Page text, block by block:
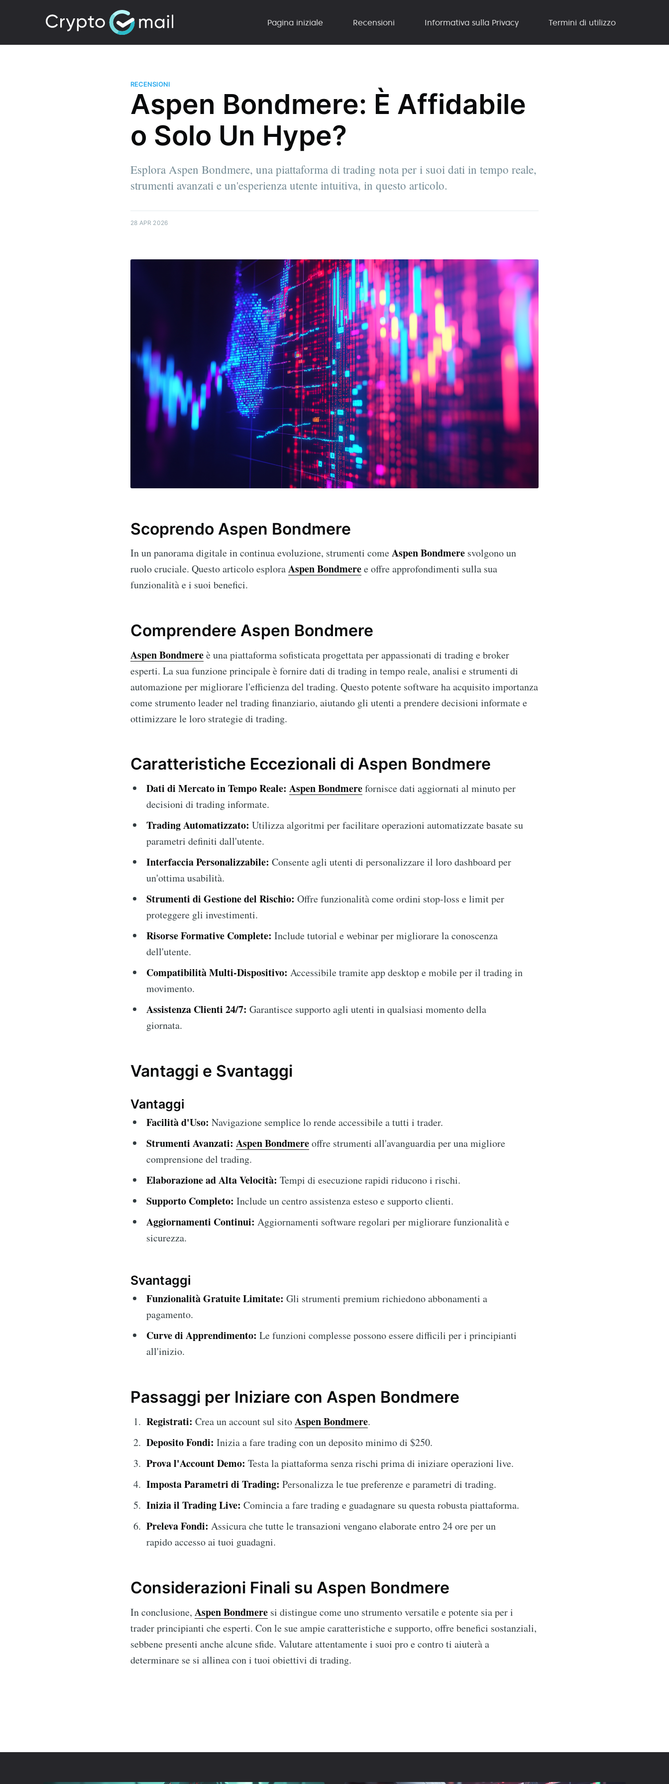
Pagina iniziale Recensioni Informativa sulla Privacy Termini di utilizzo
RECENSIONI
Aspen Bondmere: È Affidabile
o Solo Un Hype?
Esplora Aspen Bondmere, una piattaforma di trading nota per i suoi dati in tempo reale,
strumenti avanzati e un'esperienza utente intuitiva, in questo articolo.
28 APR 2026
Scoprendo Aspen Bondmere
In un panorama digitale in continua evoluzione, strumenti comeAspen Bondmere svolgono un
ruolo cruciale. Questo articolo esploraAspen Bondmeree offre approfondimenti sulla sua
funzionalità e i suoi benefici.
Comprendere Aspen Bondmere
Aspen Bondmereè una piattaforma sofisticata progettata per appassionati di trading e broker
esperti. La sua funzione principale è fornire dati di trading in tempo reale, analisi e strumenti di
automazione per migliorare l'efficienza del trading. Questo potente software ha acquisito importanza
come strumento leader nel trading finanziario, aiutando gli utenti a prendere decisioni informate e
ottimizzare le loro strategie di trading.
Caratteristiche Eccezionali di Aspen Bondmere
Dati di Mercato in Tempo Reale: Aspen Bondmerefornisce dati aggiornati al minuto per
decisioni di trading informate.
Trading Automatizzato: Utilizza algoritmi per facilitare operazioni automatizzate basate su
parametri definiti dall'utente.
Interfaccia Personalizzabile: Consente agli utenti di personalizzare il loro dashboard per
un'ottima usabilità.
Strumenti di Gestione del Rischio: Offre funzionalità come ordini stop-loss e limit per
proteggere gli investimenti.
Risorse Formative Complete: Include tutorial e webinar per migliorare la conoscenza
dell'utente.
Compatibilità Multi-Dispositivo: Accessibile tramite app desktop e mobile per il trading in
movimento.
Assistenza Clienti 24/7: Garantisce supporto agli utenti in qualsiasi momento della
giornata.
Vantaggi e Svantaggi
Vantaggi
Facilità d'Uso: Navigazione semplice lo rende accessibile a tutti i trader.
Strumenti Avanzati: Aspen Bondmereoffre strumenti all'avanguardia per una migliore
comprensione del trading.
Elaborazione ad Alta Velocità: Tempi di esecuzione rapidi riducono i rischi.
Supporto Completo: Include un centro assistenza esteso e supporto clienti.
Aggiornamenti Continui: Aggiornamenti software regolari per migliorare funzionalità e
sicurezza.
Svantaggi
Funzionalità Gratuite Limitate: Gli strumenti premium richiedono abbonamenti a
pagamento.
Curve di Apprendimento: Le funzioni complesse possono essere difficili per i principianti
all'inizio.
Passaggi per Iniziare con Aspen Bondmere
Registrati: Crea un account sul sitoAspen Bondmere.
Deposito Fondi: Inizia a fare trading con un deposito minimo di $250.
Prova l'Account Demo: Testa la piattaforma senza rischi prima di iniziare operazioni live.
Imposta Parametri di Trading: Personalizza le tue preferenze e parametri di trading.
Inizia il Trading Live: Comincia a fare trading e guadagnare su questa robusta piattaforma.
Preleva Fondi: Assicura che tutte le transazioni vengano elaborate entro 24 ore per un
rapido accesso ai tuoi guadagni.
Considerazioni Finali su Aspen Bondmere
In conclusione, Aspen Bondmere si distingue come uno strumento versatile e potente sia per i
trader principianti che esperti. Con le sue ampie caratteristiche e supporto, offre benefici sostanziali,
sebbene presenti anche alcune sfide. Valutare attentamente i suoi pro e contro ti aiuterà a
determinare se si allinea con i tuoi obiettivi di trading.